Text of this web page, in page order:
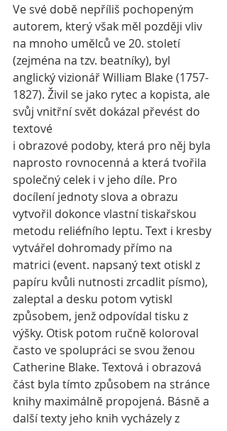
Ve své době nepříliš pochopeným
autorem, který však měl později vliv
na mnoho umělců ve 20. století
(zejména na tzv. beatníky), byl
anglický vizionář William Blake (1757-
1827). Živil se jako rytec a kopista, ale
svůj vnitřní svět dokázal převést do
textové
i obrazové podoby, která pro něj byla
naprosto rovnocenná a která tvořila
společný celek i v jeho díle. Pro
docílení jednoty slova a obrazu
vytvořil dokonce vlastní tiskařskou
metodu reliéfního leptu. Text i kresby
vytvářel dohromady přímo na
matrici (event. napsaný text otiskl z
papíru kvůli nutnosti zrcadlit písmo),
zaleptal a desku potom vytiskl
způsobem, jenž odpovídal tisku z
výšky. Otisk potom ručně koloroval
často ve spolupráci se svou ženou
Catherine Blake. Textová i obrazová
část byla tímto způsobem na stránce
knihy maximálně propojená. Básně a
další texty jeho knih vycházely z